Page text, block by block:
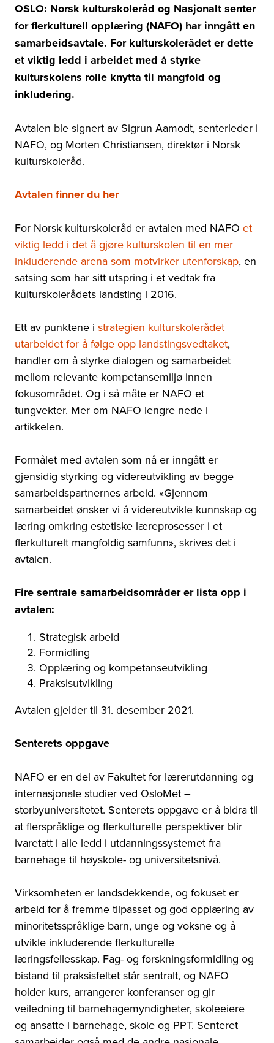
OSLO: Norsk kulturskoleråd og Nasjonalt senter
for flerkulturell opplæring (NAFO) har inngått en
samarbeidsavtale. For kulturskolerådet er dette
et viktig ledd i arbeidet med å styrke
kulturskolens rolle knytta til mangfold og
inkludering.
Avtalen ble signert av Sigrun Aamodt, senterleder i
NAFO, og Morten Christiansen, direktør i Norsk
kulturskoleråd.
Avtalen finner du her
For Norsk kulturskoleråd er avtalen med NAFO et
viktig ledd i det å gjøre kulturskolen til en mer
inkluderende arena som motvirker utenforskap, en
satsing som har sitt utspring i et vedtak fra
kulturskolerådets landsting i 2016.
Ett av punktene i strategien kulturskolerådet
utarbeidet for å følge opp landstingsvedtaket,
handler om å styrke dialogen og samarbeidet
mellom relevante kompetansemiljø innen
fokusområdet. Og i så måte er NAFO et
tungvekter. Mer om NAFO lengre nede i
artikkelen.
Formålet med avtalen som nå er inngått er
gjensidig styrking og videreutvikling av begge
samarbeidspartnernes arbeid. «Gjennom
samarbeidet ønsker vi å videreutvikle kunnskap og
læring omkring estetiske læreprosesser i et
flerkulturelt mangfoldig samfunn», skrives det i
avtalen.
Fire sentrale samarbeidsområder er lista opp i
avtalen:
Strategisk arbeid
Formidling
Opplæring og kompetanseutvikling
Praksisutvikling
Avtalen gjelder til 31. desember 2021.
Senterets oppgave
NAFO er en del av Fakultet for lærerutdanning og
internasjonale studier ved OsloMet –
storbyuniversitetet. Senterets oppgave er å bidra til
at flerspråklige og flerkulturelle perspektiver blir
ivaretatt i alle ledd i utdanningssystemet fra
barnehage til høyskole- og universitetsnivå.
Virksomheten er landsdekkende, og fokuset er
arbeid for å fremme tilpasset og god opplæring av
minoritetsspråklige barn, unge og voksne og å
utvikle inkluderende flerkulturelle
læringsfellesskap. Fag- og forskningsformidling og
bistand til praksisfeltet står sentralt, og NAFO
holder kurs, arrangerer konferanser og gir
veiledning til barnehagemyndigheter, skoleeiere
og ansatte i barnehage, skole og PPT. Senteret